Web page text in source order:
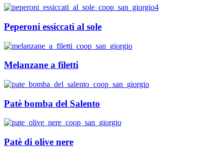
Peperoni essiccati al sole
Melanzane a filetti
Patè bomba del Salento
Patè di olive nere